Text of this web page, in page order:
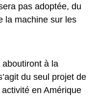
pas adoptée, du
la machine sur les
à la
du seul projet de
en Amérique